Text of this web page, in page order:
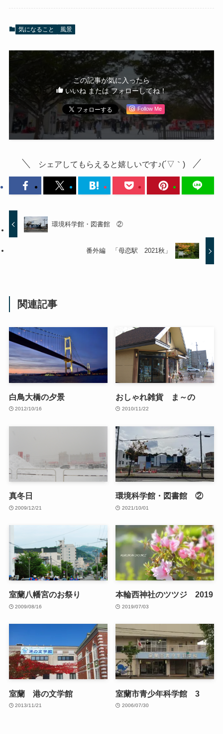
気になること 風景
この記事が気に入ったら
いいね または フォローしてね！
Follow Me
シェアしてもらえると嬉しいです♪(´▽｀)
環境科学館・図書館 ②
番外編 「母恋駅 2021秋」
関連記事
白鳥大橋の夕景
2012/10/16
おしゃれ雑貨 ま～の
2010/11/22
真冬日
2009/12/21
環境科学館・図書館 ②
2021/10/01
室蘭八幡宮のお祭り
2009/08/16
本輪西神社のツツジ 2019
2019/07/03
室蘭 港の文学館
2013/11/21
室蘭市青少年科学館 3
2006/07/30